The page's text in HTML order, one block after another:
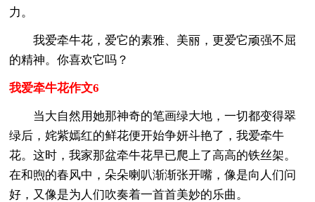
力。
我爱牵牛花，爱它的素雅、美丽，更爱它顽强不屈
的精神。你喜欢它吗？
我爱牵牛花作文6
当大自然用她那神奇的笔画绿大地，一切都变得翠
绿后，姹紫嫣红的鲜花便开始争妍斗艳了，我爱牵牛
花。这时，我家那盆牵牛花早已爬上了高高的铁丝架。
在和煦的春风中，朵朵喇叭渐渐张开嘴，像是向人们问
好，又像是为人们吹奏着一首首美妙的乐曲。